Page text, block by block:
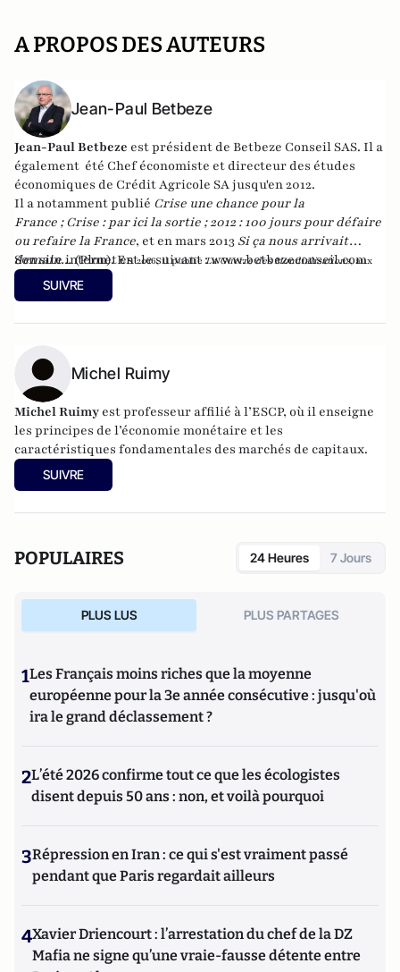
A PROPOS DES AUTEURS
Jean-Paul Betbeze
Jean-Paul Betbeze est président de Betbeze Conseil SAS. Il a
également été Chef économiste et directeur des études
économiques de Crédit Agricole SA jusqu'en 2012.
Il a notamment publié Crise une chance pour la
France ; Crise : par ici la sortie ; 2012 : 100 jours pour défaire
ou refaire la France, et en mars 2013 Si ça nous arrivait
demain...(Plon). En2016, il publie La Guerre des Mondialisations, aux
éditions Economica
et en 2017 "La France, ce malade imaginaire"
chez le même éditeur.
Son site internet est le suivant :www.betbezeconseil.com
SUIVRE
Michel Ruimy
Michel Ruimy est professeur affilié à l’ESCP, où il enseigne
les principes de l’économie monétaire et les
caractéristiques fondamentales des marchés de capitaux.
SUIVRE
POPULAIRES 24 Heures 7 Jours
PLUS LUS PLUS PARTAGES
1Les Français moins riches que la moyenne
européenne pour la 3e année consécutive : jusqu'où
ira le grand déclassement ?
2L’été 2026 confirme tout ce que les écologistes
disent depuis 50 ans : non, et voilà pourquoi
3Répression en Iran : ce qui s'est vraiment passé
pendant que Paris regardait ailleurs
4Xavier Driencourt : l’arrestation du chef de la DZ
Mafia ne signe qu’une vraie-fausse détente entre